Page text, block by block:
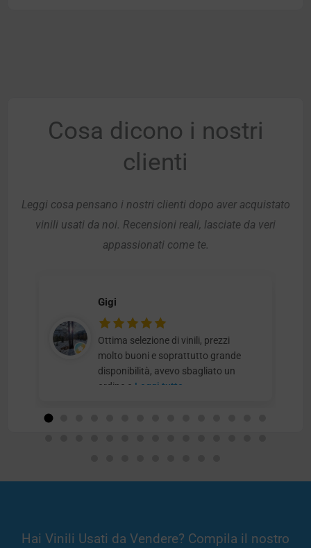
Cosa dicono i nostri
clienti
Leggi cosa pensano i nostri clienti dopo aver acquistato
vinili usati da noi. Recensioni reali, lasciate da veri
appassionati come te.
Gigi
Ottima selezione di vinili, prezzi
molto buoni e soprattutto grande
disponibilità, avevo sbagliato un
ordine e Leggi tutto
Hai Vinili Usati da Vendere? Compila il nostro